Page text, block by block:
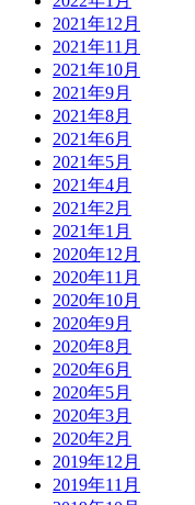
2021年12月
2021年11月
2021年10月
2021年9月
2021年8月
2021年6月
2021年5月
2021年4月
2021年2月
2021年1月
2020年12月
2020年11月
2020年10月
2020年9月
2020年8月
2020年6月
2020年5月
2020年3月
2020年2月
2019年12月
2019年11月